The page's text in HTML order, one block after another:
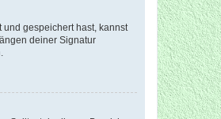
gespeichert hast, kannst
deiner Signatur